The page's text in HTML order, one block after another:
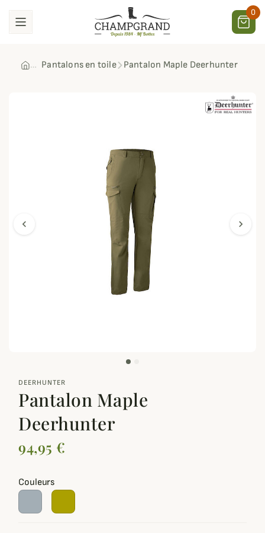
0
Pantalons en toile Pantalon Maple Deerhunter
chevron_left
zoom_out_map
chevron_right
DEERHUNTER
Pantalon Maple
Deerhunter
94,95 €
Couleurs